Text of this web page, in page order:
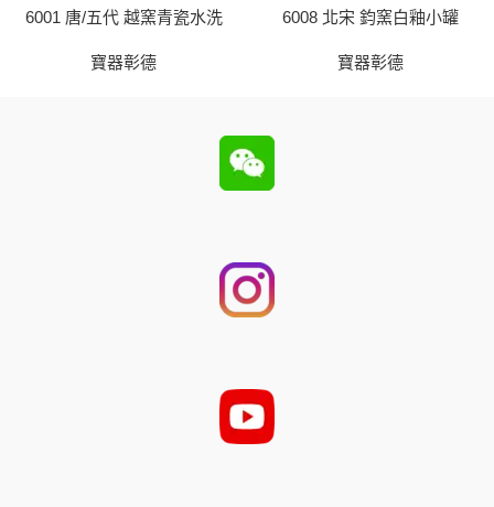
6001 唐/五代 越窯青瓷水洗
寶器彰德
6008 北宋 鈞窯白釉小罐
寶器彰德